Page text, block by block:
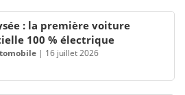
: la première voiture
100 % électrique
| 16 juillet 2026